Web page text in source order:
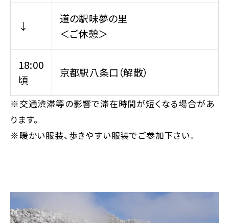
↓
道の駅味夢の里
＜ご休憩＞
18:00
頃
京都駅八条口（解散）
※交通渋滞等の影響で滞在時間が短くなる場合があ
ります。
※暖かい服装、歩きやすい服装でご参加下さい。